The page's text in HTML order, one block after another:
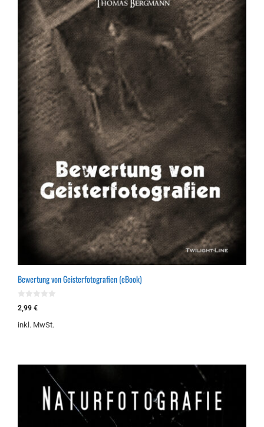
Bewertung von Geisterfotografien (eBook)
0
v
n
2,99 €
inkl. MwSt.